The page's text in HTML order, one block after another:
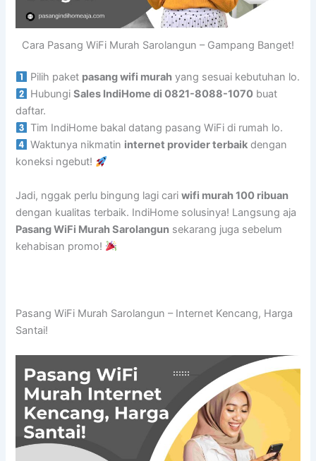
Cara Pasang WiFi Murah Sarolangun – Gampang Banget!
Pilih paket pasang wifi murah yang sesuai kebutuhan lo.
HubungiSales IndiHome di 0821-8088-1070 buat
daftar.
Tim IndiHome bakal datang pasang WiFi di rumah lo.
Waktunya nikmatin internet provider terbaik dengan
koneksi ngebut!
Jadi, nggak perlu bingung lagi cariwifi murah 100 ribuan
dengan kualitas terbaik. IndiHome solusinya! Langsung aja
Pasang WiFi Murah Sarolangun sekarang juga sebelum
kehabisan promo!
Pasang WiFi Murah Sarolangun – Internet Kencang, Harga
Santai!